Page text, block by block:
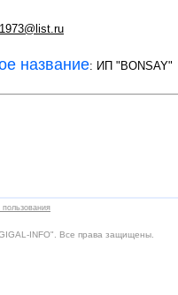
название: ИП "BONSAY"
пользования
INFO". Все права защищены.